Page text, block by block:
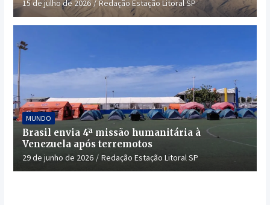
15 de julho de 2026 Redação Estação Litoral SP
MUNDO
Brasil envia 4ª missão humanitária à
Venezuela após terremotos
29 de junho de 2026 Redação Estação Litoral SP